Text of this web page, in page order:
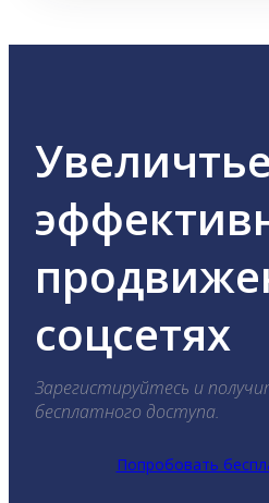
Увеличтье
соцсетях
Зарегистируйтесь и
бесплатного доступа.
Попробовать